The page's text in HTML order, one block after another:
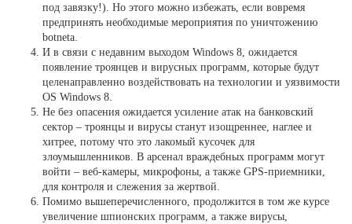
под завязку!). Но этого можно избежать, если вовремя
предпринять необходимые мероприятия по уничтожению
botneta.
И в связи с недавним выходом Windows 8, ожидается
появление троянцев и вирусных программ, которые будут
целенаправленно воздействовать на технологии и уязвимости
OS Windows 8.
Не без опасения ожидается усиление атак на банковский
сектор – троянцы и вирусы станут изощреннее, наглее и
хитрее, потому что это лакомый кусочек для
злоумышленников. В арсенал враждебных программ могут
войти – веб-камеры, микрофоны, а также GPS-приемники,
для контроля и слежения за жертвой.
Помимо вышеперечисленного, продолжится в том же курсе
увеличение шпионских программ, а также вирусы,